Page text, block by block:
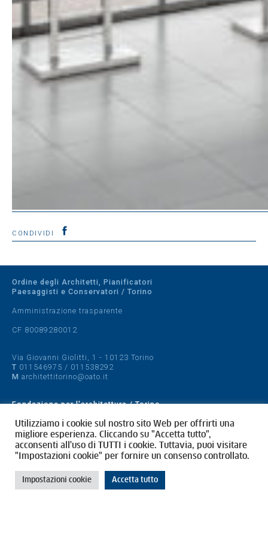
CONDIVIDI
Ordine degli Architetti, Pianificatori
Paesaggisti e Conservatori / Torino
Amministrazione trasparente
CF 80089280012
Via Giovanni Giolitti, 1 - 10123 Torino
T 011546975 / 011538292
M architettitorino@oato.it
Fondazione per l'architettura / Torino
Designed by quattrolinee.it
Cookie Policy
Privacy Policy
Utilizziamo i cookie sul nostro sito Web per offrirti una
migliore esperienza. Cliccando su "Accetta tutto",
acconsenti all'uso di TUTTI i cookie. Tuttavia, puoi visitare
"Impostazioni cookie" per fornire un consenso controllato.
Impostazioni cookie Accetta tutto